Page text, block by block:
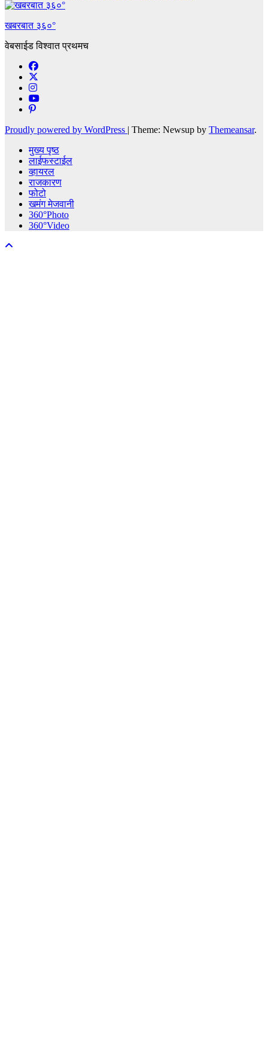
खबरबात ३६०°
वेबसाईड विश्वात प्रथमच
Proudly powered by WordPress | Theme: Newsup by Themeansar.
मुख्य पृष्ठ
लाईफस्टाईल
व्हायरल
राजकारण
फोटो
खमंग मेजवानी
360°Photo
360°Video